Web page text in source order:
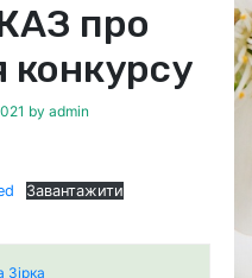
про
конкурсу
by admin
Завантажити
Зірка